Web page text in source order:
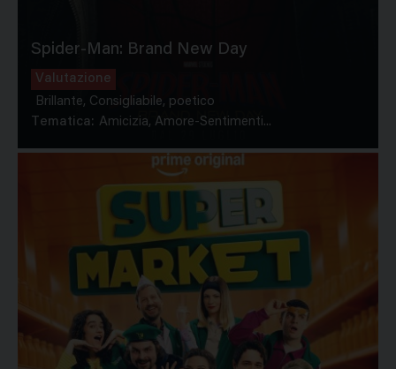
Spider-Man: Brand New Day
Valutazione
Brillante, Consigliabile, poetico
Tematica: Amicizia, Amore-Sentimenti...